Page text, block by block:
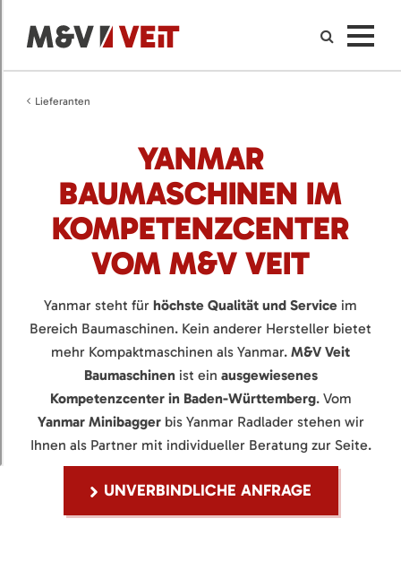
Lieferanten
YANMAR
BAUMASCHINEN IM
KOMPETENZCENTER
VOM M&V VEIT
Yanmar steht für höchste Qualität und Service im
Bereich Baumaschinen. Kein anderer Hersteller bietet
mehr Kompaktmaschinen als Yanmar. M&V Veit
Baumaschinenist ein ausgewiesenes
Kompetenzcenter in Baden-Württemberg. Vom
Yanmar Minibaggerbis Yanmar Radlader stehen wir
Ihnen als Partner mit individueller Beratung zur Seite.
UNVERBINDLICHE ANFRAGE